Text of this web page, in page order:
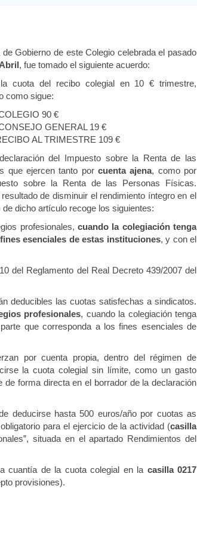
de Gobierno de este Colegio celebrada el pasado
, fue tomado el siguiente acuerdo:
cuota del recibo colegial en 10 € trimestre,
como sigue:
90 €
GENERAL 19 €
AL TRIMESTRE 109 €
del Impuesto sobre la Renta de las
que ejercen tanto por cuenta ajena, como por
sobre la Renta de las Personas Físicas.
de disminuir el rendimiento íntegro en el
dicho artículo recoge los siguientes:
profesionales, cuando la colegiación tenga
esenciales de estas instituciones, y con el
del Reglamento del Real Decreto 439/2007 del
deducibles las cuotas satisfechas a sindicatos.
profesionales, cuando la colegiación tenga
que corresponda a los fines esenciales de
por cuenta propia, dentro del régimen de
la cuota colegial sin límite, como un gasto
forma directa en el borrador de la declaración
deducirse hasta 500 euros/año por cuotas as
para el ejercicio de la actividad (casilla
situada en el apartado Rendimientos del
cuantía de la cuota colegial en la casilla 0217
provisiones).